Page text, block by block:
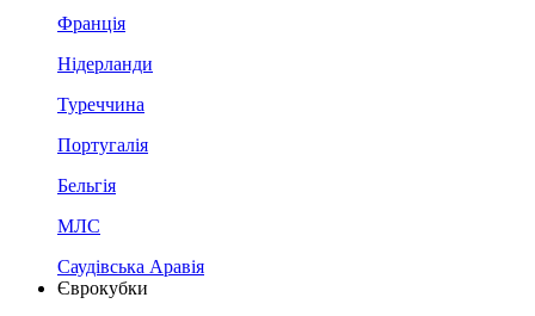
Франція
Нідерланди
Туреччина
Португалія
Бельгія
МЛС
Саудівська Аравія
Єврокубки